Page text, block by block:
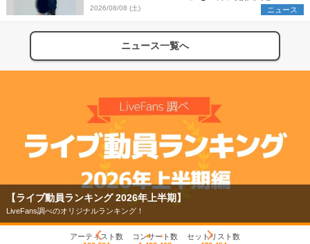
2026/08/08 (土) ニュース
ニュース一覧へ
【ライブ動員ランキング 2026年上半期】
LiveFans調べのオリジナルランキング！
アーティスト数
コンサート数
セットリスト数